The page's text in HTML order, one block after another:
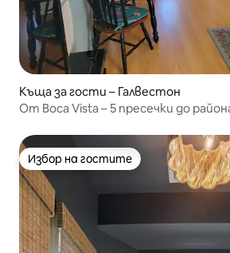
Къща за гости – Галвестон
От Boca Vista – 5 пресечки до
Избор на гостите
Избор на гостите